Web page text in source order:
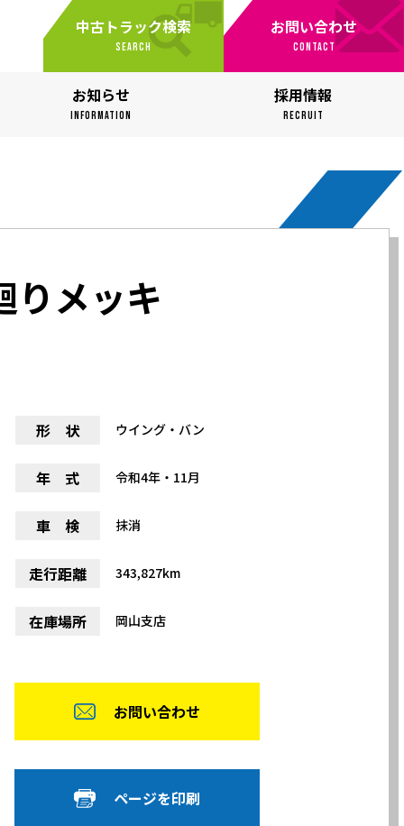
中古トラック検索
SEARCH
お問い合わせ
CONTACT
お知らせ
INFORMATION
採用情報
RECRUIT
メッキ
形 状 ウイング・バン
年 式 令和4年・11月
車 検 抹消
走行距離 343,827km
在庫場所 岡山支店
お問い合わせ
ページを印刷